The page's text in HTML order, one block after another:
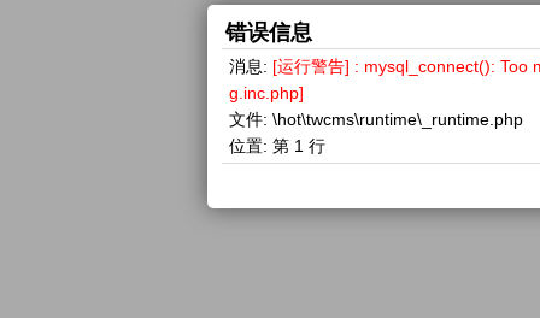
错误信息
消息: [运行警告] : mysql_connect(): Too
g.inc.php]
文件: \hot\twcms\runtime\_runtime.php
位置: 第 1 行